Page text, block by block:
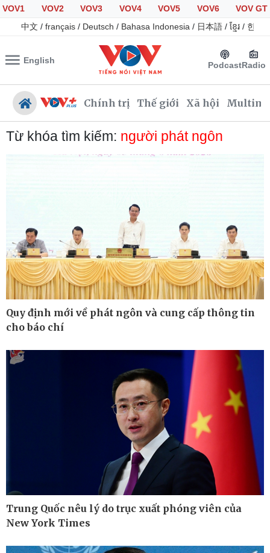
VOV1 VOV2 VOV3 VOV4 VOV5 VOV6
VOV GT
中文 / français / Deutsch / Bahasa Indonesia / 日本語 / ខ្មែរ / 한국
English PodcastRadio
Chính trị Thế giới Xã hội
Nhận diện sự thật
Dấu ấn VOV
Biển đảo
Thế giới
Cuộc sống đó đây
Multimedia
Video
Từ khóa tìm kiếm: người phát ngôn
Quy định mới về phát ngôn và cung cấp thông tin
cho báo chí
Trung Quốc nêu lý do trục xuất phóng viên của
New York Times